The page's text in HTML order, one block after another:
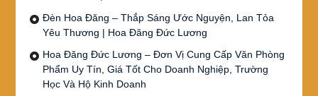
Đèn Hoa Đăng – Thắp Sáng Ước Nguyện, Lan Tỏa
Yêu Thương | Hoa Đăng Đức Lương
Hoa Đăng Đức Lương – Đơn Vị Cung Cấp Văn Phòng
Phẩm Uy Tín, Giá Tốt Cho Doanh Nghiệp, Trường
Học Và Hộ Kinh Doanh